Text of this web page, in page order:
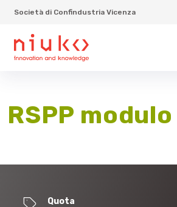
Società di Confindustria Vicenza
RSPP modulo
Quota